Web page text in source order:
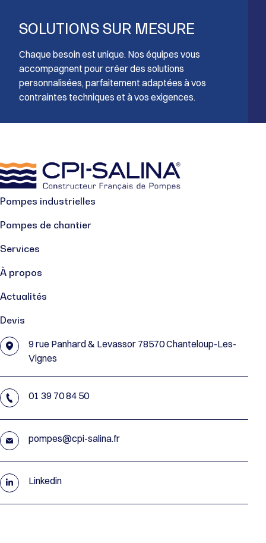
SOLUTIONS SUR MESURE
Chaque besoin est unique. Nos équipes vous
accompagnent pour créer des solutions
personnalisées, parfaitement adaptées à vos
contraintes techniques et à vos exigences.
Pompes industrielles
Pompes de chantier
Services
À propos
Actualités
Devis
9 rue Panhard & Levassor 78570 Chanteloup-Les-
Vignes
01 39 70 84 50
pompes@cpi-salina.fr
Linkedin